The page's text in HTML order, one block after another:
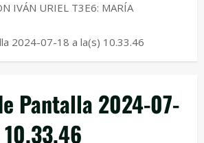
IVÁN URIEL T3E6: MARÍA
2024-07-18 a la(s) 10.33.46
Pantalla 2024-07-